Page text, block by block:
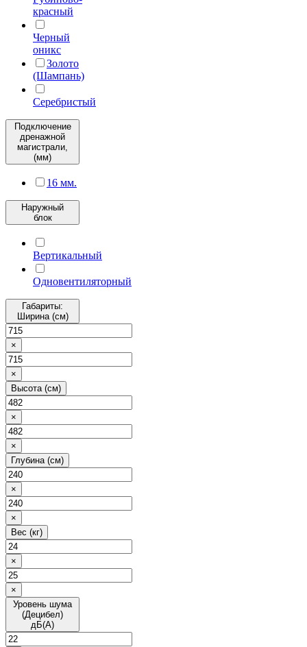
красный
Черный
оникс
Золото
(Шампань)
Серебристый
Подключение
дренажной
магистрали,
(мм)
16 мм.
Наружный
блок
Вертикальный
Одновентиляторный
Габариты:
Ширина (см)
×
×
Высота (см)
×
×
Глубина (см)
×
×
Вес (кг)
×
×
Уровень шума
(Децибел)
дБ(А)